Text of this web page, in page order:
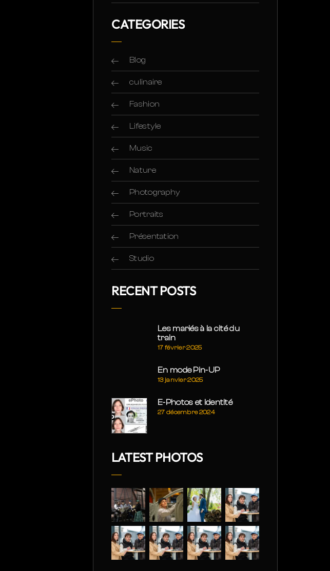
CATEGORIES
Blog
culinaire
Fashion
Lifestyle
Music
Nature
Photography
Portraits
Présentation
Studio
RECENT POSTS
Les mariés à la cité du
train
17 février 2025
En mode Pin-UP
13 janvier 2025
E-Photos et Identité
27 décembre 2024
LATEST PHOTOS